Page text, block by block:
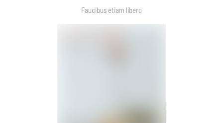
Faucibus etiam libero